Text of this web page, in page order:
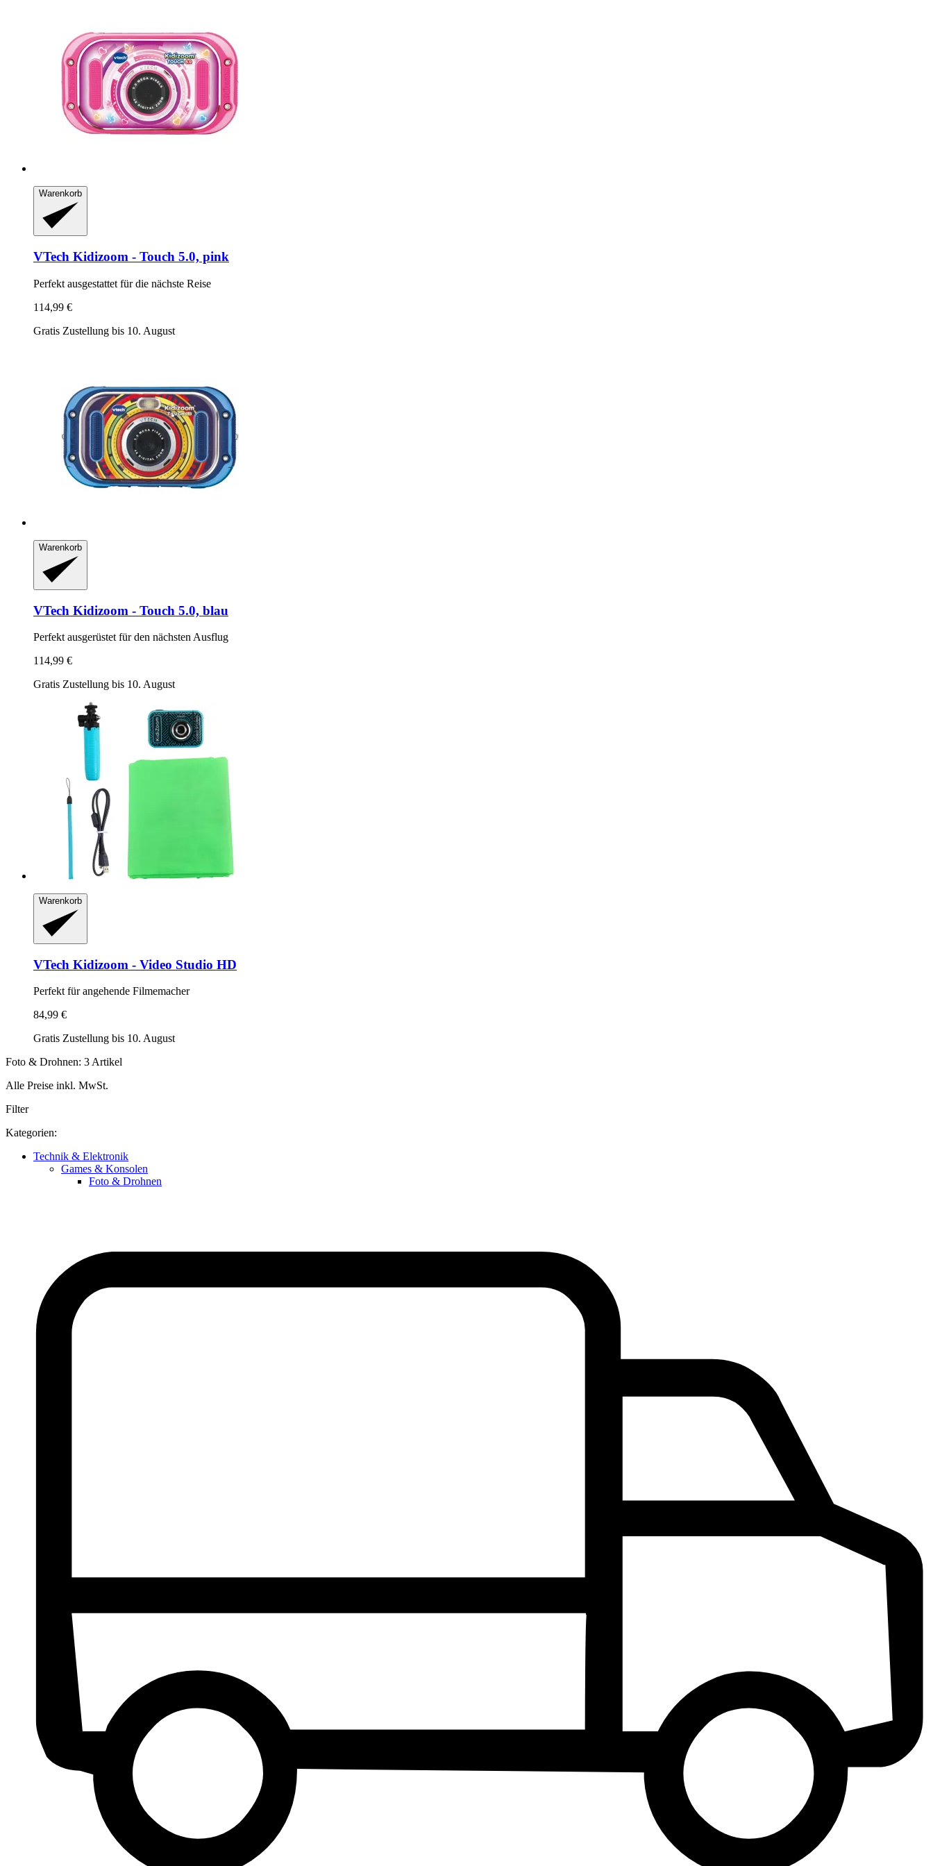
Warenkorb
VTech Kidizoom -​ Touch 5.0, pink
Perfekt ausgestattet für die nächste Reise
114,99 €
Gratis Zustellung bis 10. August
Warenkorb
VTech Kidizoom -​ Touch 5.0, blau
Perfekt ausgerüstet für den nächsten Ausflug
114,99 €
Gratis Zustellung bis 10. August
Warenkorb
VTech Kidizoom -​ Video Studio HD
Perfekt für angehende Filmemacher
84,99 €
Gratis Zustellung bis 10. August
Foto & Drohnen: 3 Artikel
Alle Preise inkl. MwSt.
Filter
Kategorien:
Technik & Elektronik
Games & Konsolen
Foto & Drohnen